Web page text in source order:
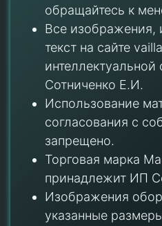
обращайтесь к
Все изображения,
текст на сайте
Сотниченко Е.И.
Использование
согласования с
запрещено.
Торговая марка
принадлежит ИП
Изображения
указанные